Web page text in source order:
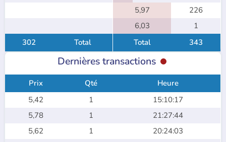
302 Total
5,97
226
6,03
1
Total
343
Dernières transactions
Prix Qté
Heure
5,42
1
15:10:17
5,78
1
21:27:44
5,62
1
20:24:03